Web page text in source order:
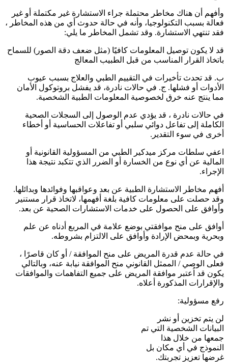
وأفهم أن هناك مخاطر محتملة جراء الاستشارة غير مكتملة أو غير
فعالة بسبب التكنولوجيا، وأنه في حالة حدوث أي من هذه المخاطر ،
فقد تنتهي الاستشارة. وقد تشمل المخاطر ما يلي:
قد لا يكون توصيل المعلومات كافيًا (مثل ضعف دقة الصور) للسماح
باتخاذ القرار المناسب من قبل الطبيب المعالج
ب. قد تحدث تأخيرات في التقييم الطبي والعلاج بسبب عيوب
الأدوات أو فشلها. ج. في حالات نادرة، قد يفشل بروتوكول الأمان
مما ينتج عنه خرق لخصوصية المعلومات الطبية الشخصية.
في حالات نادرة ، قد يؤدي عدم الوصول إلى السجلات الصحية
الكاملة إلى تفاعل دوائي سلبي أو تفاعلات الحساسية أو أخطاء
أخرى في سوء التقدير.
اعفي سلطات مركز ميدكير الطبي من المسؤولية القانونية أو
المالية عن أي نوع من الخسارة أو الضرر الذي تتكبد نتيجة هذا
الإجراء.
أفهم مخاطر الاستشارة الطبية عن بعد وعواقبها وفوائدها وبدائلها.
وقد حصلت على معلومات كافية بلغة أفهمها، لاتخاذ قرار مستنير
وأوافق على الحصول على خدمات الاستشارات الصحية عن بعد.
أوافق على منح موافقتي بوضع علامة في المربع أدناه عن علم
وبحرية وبمحض الإرادة وأوافق على الالتزام بشروطه.
في حالة عدم قدرة المريض على منح الموافقة / أو كان قاصرًا ،
فعلى الوصي / الممثل القانوني منح الموافقة نيابة عنه، وبالتالي
يكون قد اُعتبر موافقة المريض على جميع التفاهمات والموافقات
والإقرارات المذكورة أعلاه.
رفع مسؤولية:
لن يتم تخزين أو نشر
البيانات الشخصية التي تم
جمعها من خلال هذا
النموذج في أي مكان بل
غرضها تعزيز تجربتك.